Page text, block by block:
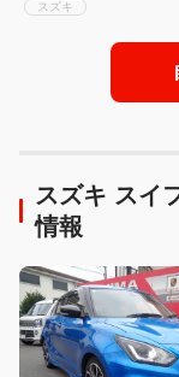
スズキ
スズキ スイ
情報